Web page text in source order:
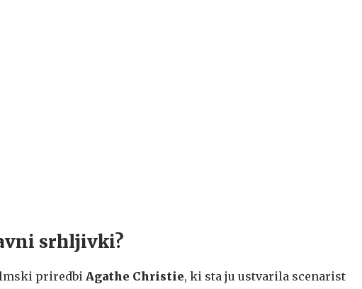
srhljivki?
priredbi Agathe Christie, ki sta ju ustvarila scenarist